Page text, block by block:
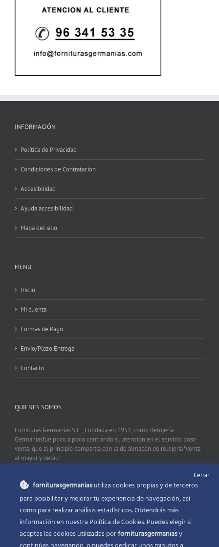
INFORMACIÓN
Política de Privacidad
Condiciones de Contratacion
Accesibilidad
Ayuda accesibilidad
Mapa del sitio
MENU
Inicio
Mi cuenta
Formas de Pago
Envio/Plazo Entrega
Contacto
QUIENES SOMOS
Fornituras Germanías S.L., Fundada en 1952, como Relojería
Germaníasfue poco a poco centrando su atención en el servicio post-
venta, que al principio compartía con la de almacén de relojería "venta
al mayor y detall".
CONTACTO
Fornituras Germanías, Calle Sevilla 2, 46006 Valencia España
Phone:96 341 53 35
Email:info@forniturasgermanias.com
Cerrar
forniturasgermaniasutiliza cookies propias y de terceros
para posibilitar y mejorar tu experiencia de navegación, así
como para realizar análisis estadísticos. Obtendrás más
información en nuestra Política de Cookies. Puedes elegir si
aceptas las cookies utilizadas porforniturasgermaniasy